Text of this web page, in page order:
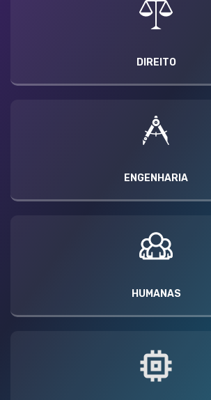
DIREITO
ENGENHARIA
HUMANAS